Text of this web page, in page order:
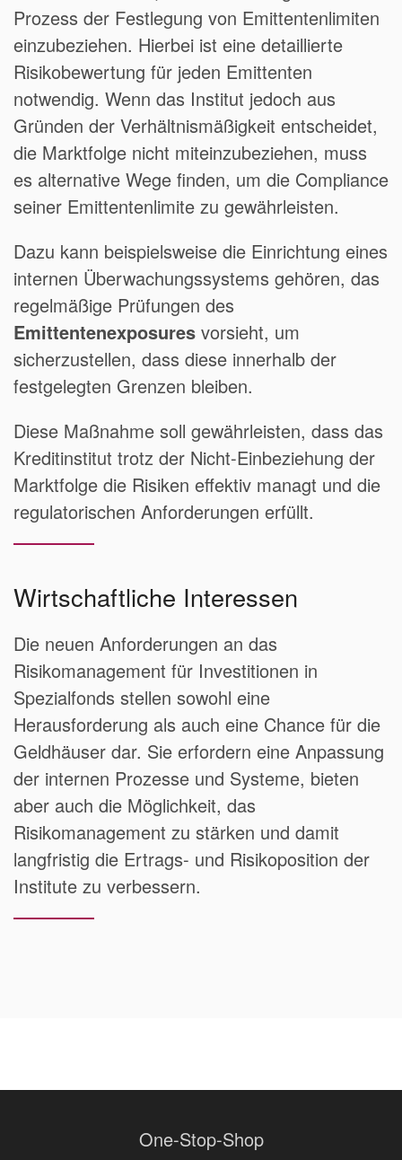
Prozess der Festlegung von Emittentenlimiten
einzubeziehen. Hierbei ist eine detaillierte
Risikobewertung für jeden Emittenten
notwendig. Wenn das Institut jedoch aus
Gründen der Verhältnismäßigkeit entscheidet,
die Marktfolge nicht miteinzubeziehen, muss
es alternative Wege finden, um die Compliance
seiner Emittentenlimite zu gewährleisten.
Dazu kann beispielsweise die Einrichtung eines
internen Überwachungssystems gehören, das
regelmäßige Prüfungen des
Emittentenexposures vorsieht, um
sicherzustellen, dass diese innerhalb der
festgelegten Grenzen bleiben.
Diese Maßnahme soll gewährleisten, dass das
Kreditinstitut trotz der Nicht-Einbeziehung der
Marktfolge die Risiken effektiv managt und die
regulatorischen Anforderungen erfüllt.
Wirtschaftliche Interessen
Die neuen Anforderungen an das
Risikomanagement für Investitionen in
Spezialfonds stellen sowohl eine
Herausforderung als auch eine Chance für die
Geldhäuser dar. Sie erfordern eine Anpassung
der internen Prozesse und Systeme, bieten
aber auch die Möglichkeit, das
Risikomanagement zu stärken und damit
langfristig die Ertrags- und Risikoposition der
Institute zu verbessern.
One-Stop-Shop